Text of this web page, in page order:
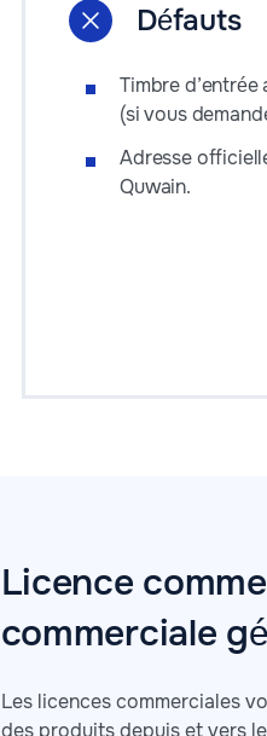
Défauts
Timbre
(si vous
Adresse
Quwain.
Licence
commerciale
Les licences commerciales
des produits depuis et vers